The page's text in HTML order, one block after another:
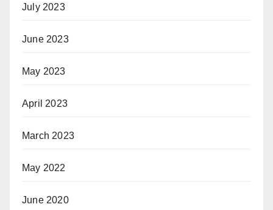
July 2023
June 2023
May 2023
April 2023
March 2023
May 2022
June 2020